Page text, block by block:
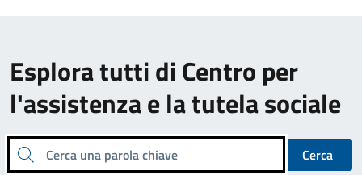
Esplora tutti di Centro per
l'assistenza e la tutela sociale
Cerca una parola chiave
Cerca